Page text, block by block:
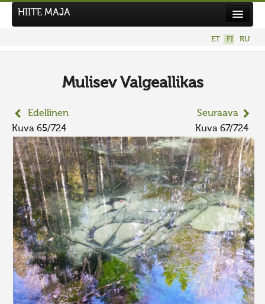
UUSI KUVAKILPAILU
AIEMMAT KILPAILUT
HIITE MAJA
ET FI RU
Mulisev Valgeallikas
Edellinen
Kuva 65/724
Seuraava
Kuva 67/724